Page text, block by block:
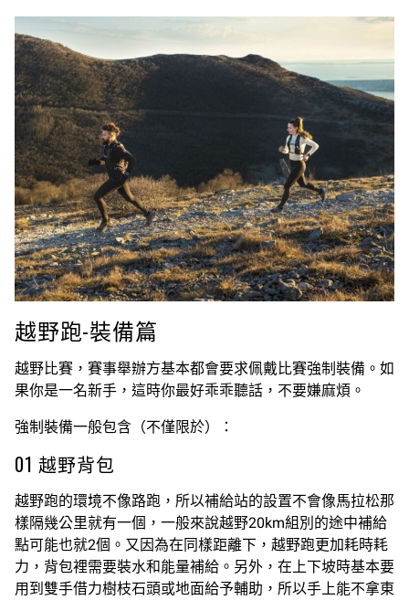
越野跑-裝備篇
越野比賽，賽事舉辦方基本都會要求佩戴比賽強制裝備。如
果你是一名新手，這時你最好乖乖聽話，不要嫌麻煩。
強制裝備一般包含（不僅限於）：
01 越野背包
越野跑的環境不像路跑，所以補給站的設置不會像馬拉松那
樣隔幾公里就有一個，一般來說越野20km組別的途中補給
點可能也就2個。又因為在同樣距離下，越野跑更加耗時耗
力，背包裡需要裝水和能量補給。另外，在上下坡時基本要
用到雙手借力樹枝石頭或地面給予輔助，所以手上能不拿東